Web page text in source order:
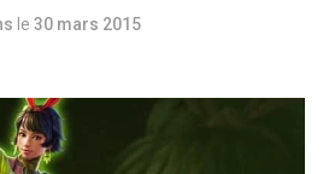
le 30 mars 2015